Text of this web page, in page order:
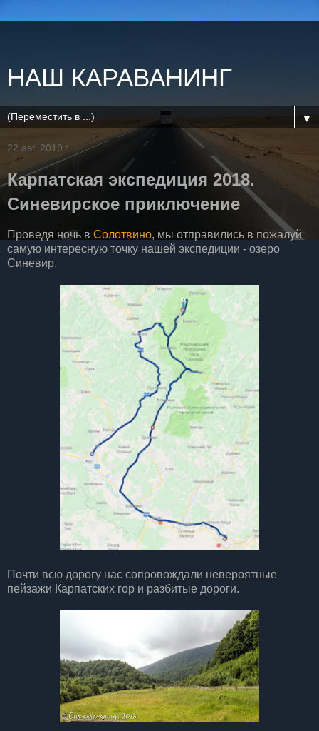
НАШ КАРАВАНИНГ
▼
22 авг. 2019 г.
Карпатская экспедиция 2018.
Синевирское приключение
Проведя ночь в Солотвино, мы отправились в пожалуй
самую интересную точку нашей экспедиции - озеро
Синевир.
Почти всю дорогу нас сопровождали невероятные
пейзажи Карпатских гор и разбитые дороги.